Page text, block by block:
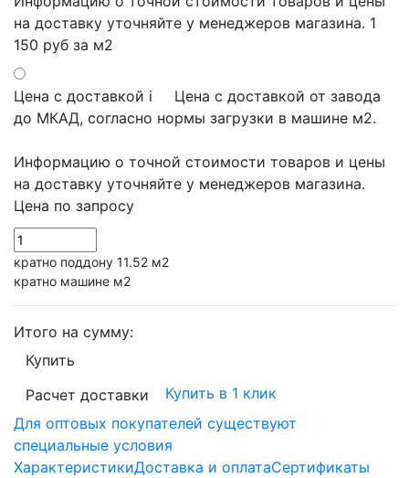
на доставку уточняйте у менеджеров магазина. 1
150 руб за м2
Цена с доставкой i
Цена с доставкой от завода
до МКАД, согласно нормы загрузки в машине м2.
Информацию о точной стоимости товаров и цены
на доставку уточняйте у менеджеров магазина.
Цена по запросу
кратно поддону 11.52 м2
кратно машине м2
Итого на сумму:
Купить
Расчет доставки
Купить в 1 клик
Для оптовых покупателей существуют
специальные условия
ХарактеристикиДоставка и оплатаСертификаты